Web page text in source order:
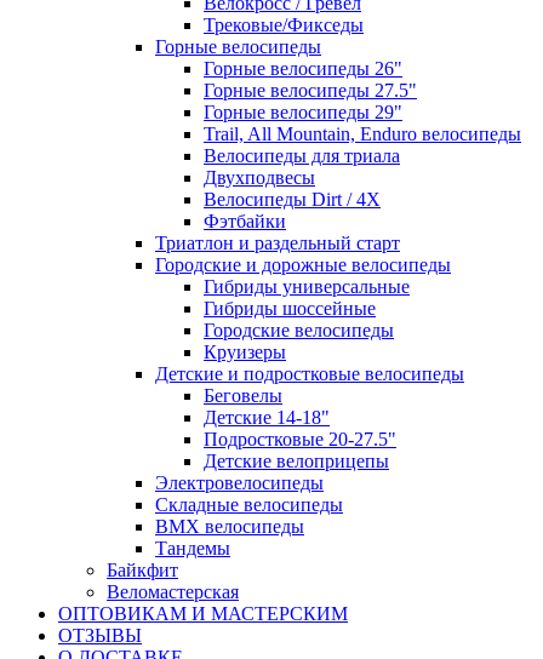
Трековые/Фикседы
Горные велосипеды
Горные велосипеды 26"
Горные велосипеды 27.5"
Горные велосипеды 29"
Trail, All Mountain, Enduro велосипеды
Велосипеды для триала
Двухподвесы
Велосипеды Dirt / 4X
Фэтбайки
Триатлон и раздельный старт
Городские и дорожные велосипеды
Гибриды универсальные
Гибриды шоссейные
Городские велосипеды
Круизеры
Детские и подростковые велосипеды
Беговелы
Детские 14-18"
Подростковые 20-27.5"
Детские велоприцепы
Электровелосипеды
Складные велосипеды
BMX велосипеды
Тандемы
Байкфит
Веломастерская
ОПТОВИКАМ И МАСТЕРСКИМ
ОТЗЫВЫ